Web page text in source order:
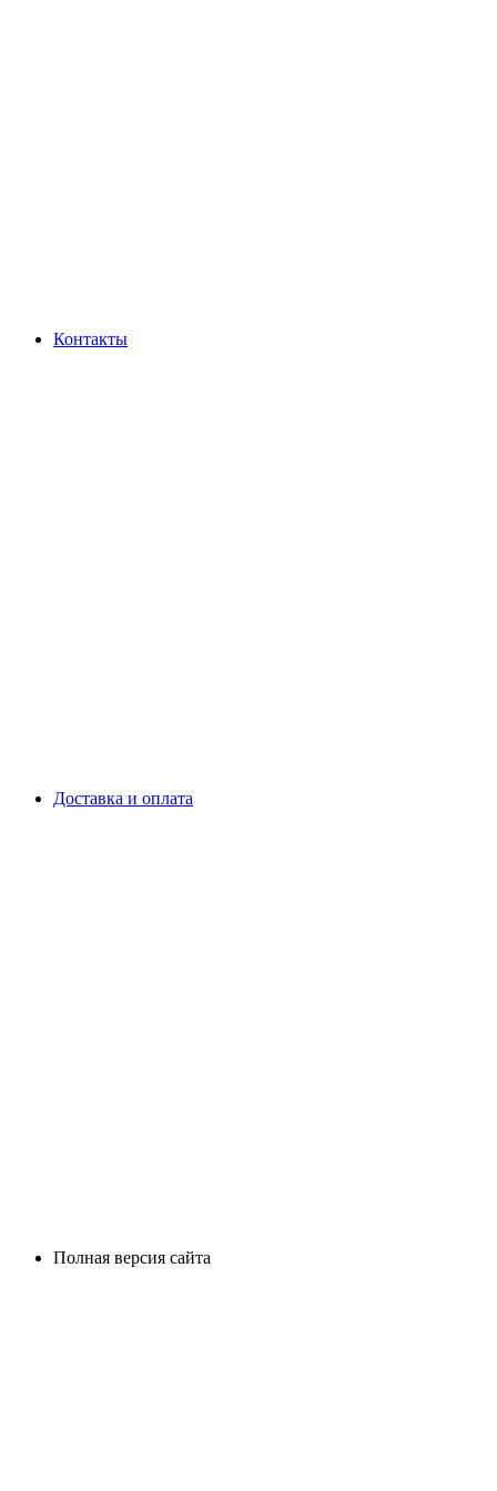
Контакты
Доставка и оплата
Полная версия сайта